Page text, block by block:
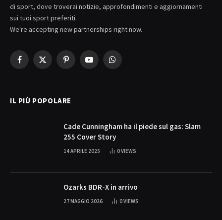
di sport, dove troverai notizie, approfondimenti e aggiornamenti
sui tuoi sport preferiti.
We're accepting new partnerships right now.
Facebook
X
PinterestYouTubeWhatsApp
IL PIÙ POPOLARE
Cade Cunningham ha il piede sul gas: Slam
255 Cover Story
14 APRILE 2025 0VIEWS
Ozarks BDR-X in arrivo
27 MAGGIO 2026 0VIEWS